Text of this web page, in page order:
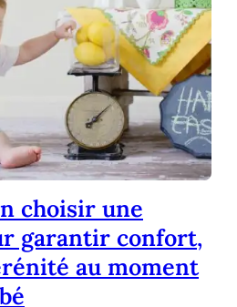
choisir une
garantir confort,
au moment